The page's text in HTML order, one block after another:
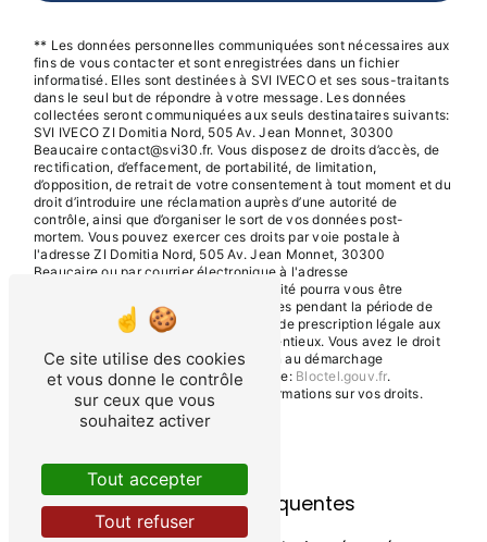
** Les données personnelles communiquées sont nécessaires aux
fins de vous contacter et sont enregistrées dans un fichier
informatisé. Elles sont destinées à SVI IVECO et ses sous-traitants
dans le seul but de répondre à votre message. Les données
collectées seront communiquées aux seuls destinataires suivants:
SVI IVECO ZI Domitia Nord, 505 Av. Jean Monnet, 30300
Beaucaire contact@svi30.fr. Vous disposez de droits d’accès, de
rectification, d’effacement, de portabilité, de limitation,
d’opposition, de retrait de votre consentement à tout moment et du
droit d’introduire une réclamation auprès d’une autorité de
contrôle, ainsi que d’organiser le sort de vos données post-
mortem. Vous pouvez exercer ces droits par voie postale à
l'adresse ZI Domitia Nord, 505 Av. Jean Monnet, 30300
Beaucaire ou par courrier électronique à l'adresse
contact@svi30.fr. Un justificatif d'identité pourra vous être
demandé. Nous conservons vos données pendant la période de
prise de contact puis pendant la durée de prescription légale aux
fins probatoires et de gestion des contentieux. Vous avez le droit
de vous inscrire sur la liste d'opposition au démarchage
téléphonique, disponible à cette adresse: Bloctel.gouv.fr.
Consultez le site cnil.fr pour plus d’informations sur vos droits.
Recherches fréquentes
Ce site utilise des cookies
et vous donne le contrôle
sur ceux que vous
souhaitez activer
Tout accepter
Tout refuser